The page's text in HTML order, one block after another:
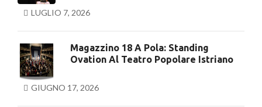
LUGLIO 7, 2026
Magazzino 18 A Pola: Standing
Ovation Al Teatro Popolare Istriano
GIUGNO 17, 2026